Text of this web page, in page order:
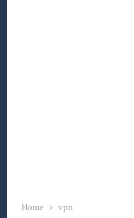
Home vpn